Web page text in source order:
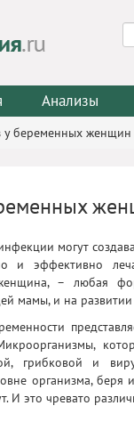
Анализы
у беременных женщин
могут
и эффективно
– любая
мамы, и на
грибковой и
организма, беря
И это чревато